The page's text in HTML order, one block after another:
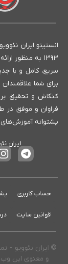
حساب کاربری
قوانین سایت
انستیتو ایران
۱۳۹۳ به
سریع، کامل و با
برای شما
کنکاش و تحقیق بر
فراوان و موفق در
پشتوانه
ایران
© ایران نئوویو –
و معنوی این